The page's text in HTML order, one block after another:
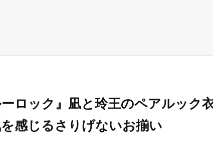
ーロック』凪と玲王のペアルック
感じるさりげないお揃い